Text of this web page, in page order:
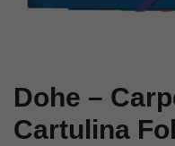
Dohe –
Cartulina